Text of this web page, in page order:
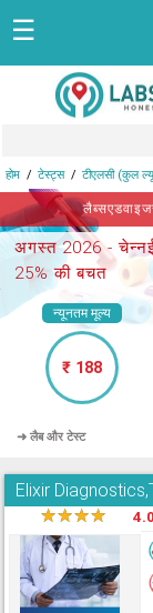
☰
होम टेस्ट्स टीएलसी (कुल
अगस्त 2026 -
25% की बचत
न्यूनतम मूल्य
₹ 188
➜ लैब और टेस्ट
Elixir
★★★★